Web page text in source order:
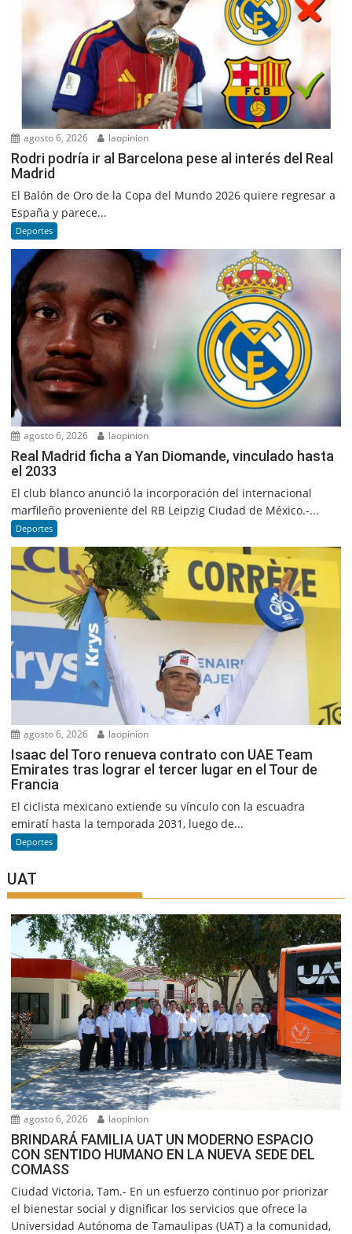
agosto 6, 2026 laopinion
Rodri podría ir al Barcelona pese al interés del Real
Madrid
El Balón de Oro de la Copa del Mundo 2026 quiere regresar a
España y parece...
Deportes
agosto 6, 2026 laopinion
Real Madrid ficha a Yan Diomande, vinculado hasta
el 2033
El club blanco anunció la incorporación del internacional
marfileño proveniente del RB Leipzig Ciudad de México.-...
Deportes
agosto 6, 2026 laopinion
Isaac del Toro renueva contrato con UAE Team
Emirates tras lograr el tercer lugar en el Tour de
Francia
El ciclista mexicano extiende su vínculo con la escuadra
emiratí hasta la temporada 2031, luego de...
Deportes
UAT
agosto 6, 2026 laopinion
BRINDARÁ FAMILIA UAT UN MODERNO ESPACIO
CON SENTIDO HUMANO EN LA NUEVA SEDE DEL
COMASS
Ciudad Victoria, Tam.- En un esfuerzo continuo por priorizar
el bienestar social y dignificar los servicios que ofrece la
Universidad Autónoma de Tamaulipas (UAT) a la comunidad,